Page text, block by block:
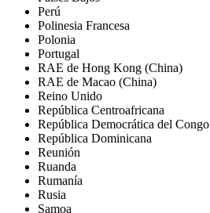
Perú
Polinesia Francesa
Polonia
Portugal
RAE de Hong Kong (China)
RAE de Macao (China)
Reino Unido
República Centroafricana
República Democrática del Congo
República Dominicana
Reunión
Ruanda
Rumanía
Rusia
Samoa